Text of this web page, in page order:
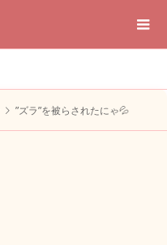
”ズラ”を被らされたにゃ💦